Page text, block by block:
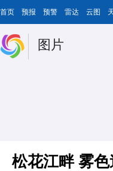
首页 预报 预警 雷达 云图
图片
松花江畔 雾色